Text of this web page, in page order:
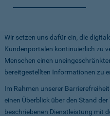
Wir setzen uns dafür ein, die
Kundenportalen kontinuierlich zu
Menschen einen
bereitgestellten Informationen zu
Im Rahmen unserer
einen Überblick über den Stand
beschriebenen Dienstleistung mit